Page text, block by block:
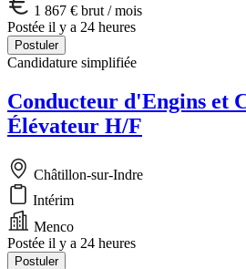
1 867 € brut / mois
Postée il y a 24 heures
Postuler
Candidature simplifiée
Conducteur d'Engins et
Élévateur H/F
Châtillon-sur-Indre
Intérim
Menco
Postée il y a 24 heures
Postuler